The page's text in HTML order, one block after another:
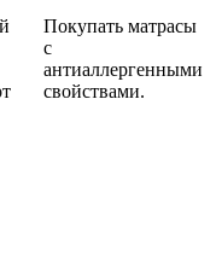
Покупать матрасы
с
антиаллергенными
свойствами.